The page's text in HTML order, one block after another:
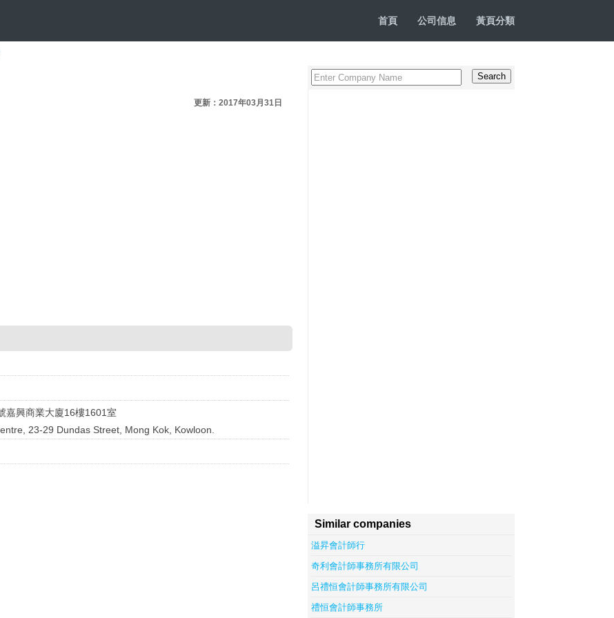
首頁 公司信息 黃頁分類
更新：2017年03月31日
嘉興商業大廈16樓1601室
23-29 Dundas Street, Mong Kok, Kowloon.
Similar companies
溢昇會計師行
奇利會計師事務所有限公司
呂禮恒會計師事務所有限公司
禮恒會計師事務所